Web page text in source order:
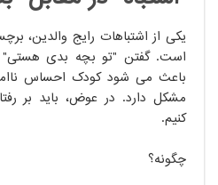
یکی از اشتباهات رایج
است. گفتن "تو بچه بدی هستی"
باعث می شود کودک احساس
مشکل دارد. در عوض، باید بر
کنیم.
چگونه؟